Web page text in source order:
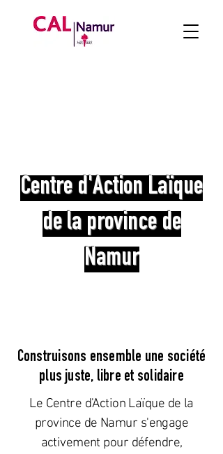
Centre d'Action Laïque
de la province de
Namur
Construisons ensemble une société
plus juste, libre et solidaire
Le Centre d'Action Laïque de la
province de Namur s'engage
activement pour défendre,